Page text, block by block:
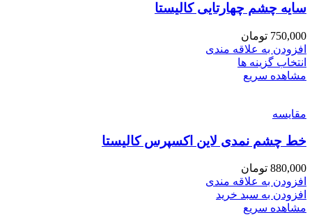
سایه چشم چهارتایی کالیستا
750,000 تومان
افزودن به علاقه مندی
انتخاب گزینه ها
مشاهده سریع
مقایسه
خط چشم نمدی لاین اکسپرس کالیستا
880,000 تومان
افزودن به علاقه مندی
افزودن به سبد خرید
مشاهده سریع